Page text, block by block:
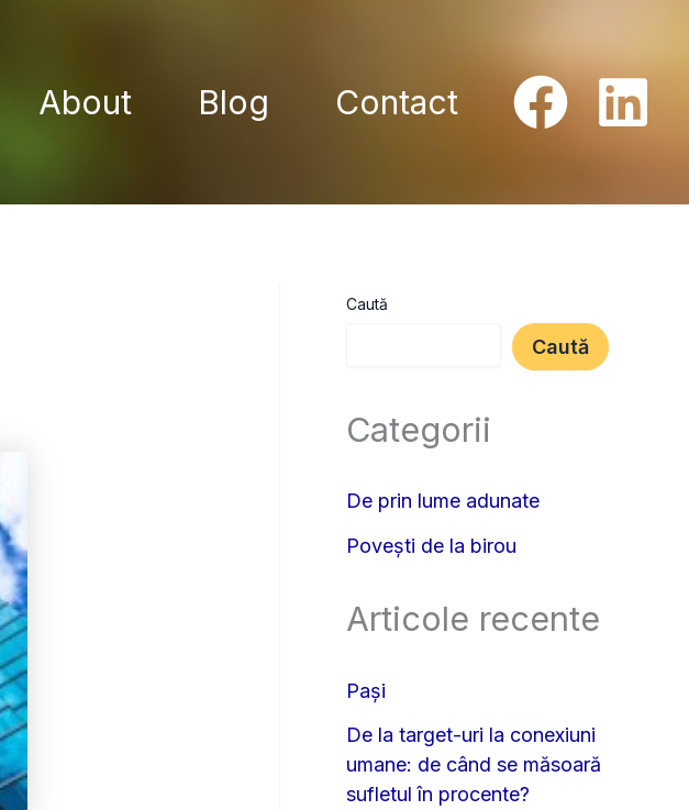
About Blog Contact
Caută
Caută
Categorii
De prin lume adunate
Povești de la birou
Articole recente
Pași
De la target-uri la conexiuni
umane: de când se măsoară
sufletul în procente?